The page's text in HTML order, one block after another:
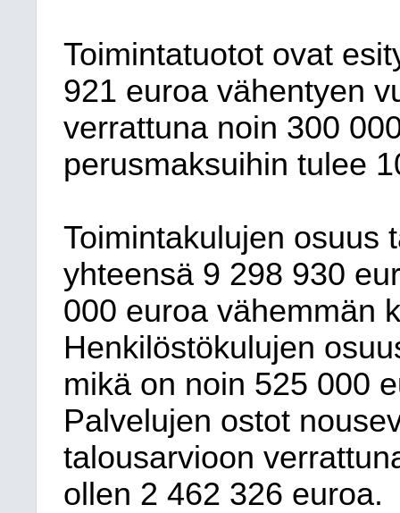
Toimintatuotot ovat
921 euroa vähentyen
verrattuna noin 300
perusmaksuihin tulee
Toimintakulujen osuus
yhteensä 9 298 930
000 euroa vähemmän
Henkilöstökulujen
mikä on noin 525 000
Palvelujen ostot
talousarvioon
ollen 2 462 326 euroa.